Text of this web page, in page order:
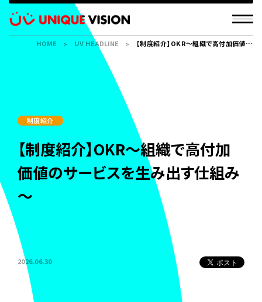
制度紹介
【制度紹介】OKR～組織で高付加
価値のサービスを生み出す仕組み
～
2026.06.30
HOME UV HEADLINE
【制度紹介】OKR～組織で高付加価値の